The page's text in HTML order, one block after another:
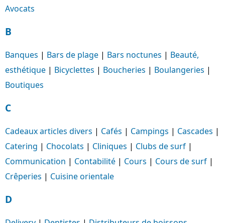
Avocats
B
Banques | Bars de plage | Bars noctunes | Beauté,
esthétique | Bicyclettes | Boucheries | Boulangeries |
Boutiques
C
Cadeaux articles divers | Cafés | Campings | Cascades |
Catering | Chocolats | Cliniques | Clubs de surf |
Communication | Contabilité | Cours | Cours de surf |
Crêperies | Cuisine orientale
D